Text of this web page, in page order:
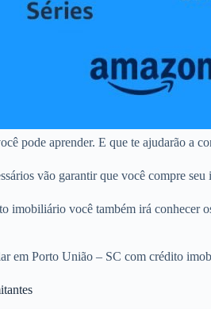
pode aprender. E que te ajudarão
vão garantir que você compre
imobiliário você também irá
em Porto União – SC com crédito